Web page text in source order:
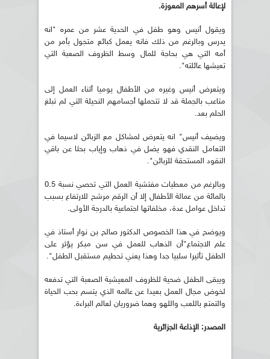
لإعالة أسرهم المعوزة.
ويقول أنيس وهو طفل في الحدية عشر من عمره "انه
يدرس وبالرغم من ذلك فانه يعمل كبائع متجول بأمر من
أمه التي هي بحاجة للمال وسط الظروف الصعبة التي
تعيشها عائلته".
ويتعرض أنيس وغيره من الأطفال يوميا أثناء العمل إلى
متاعب بالجملة قد لا تتحملها أجسامهم النحيلة التي لم تبلغ
الحلم بعد.
ويضيف أنيس" انه يتعرض لمشاكل مع الزبائن لاسيما في
التعامل النقدي فهو يضل في ذهاب وإياب بحثا عن باقي
النقود المستحقة للزبائن".
وبالرغم من معطيات مفتشية العمل التي تحصي نسبة 0.5
بالمائة من عمالة الأطفال إلا أن الرقم مرشح للارتفاع بسبب
تداخل عوامل عدة، مخلفاتها اجتماعية بالدرجة الأولى.
ويوضح في هذا الخصوص الدكتور صالح بن نوار أستاذ في
علم الاجتماع"أن الذهاب للعمل في سن مبكر يؤثر على
الطفل تأثيرا سلبيا جدا وهذا يعني تحطيم مستقبل الطفل".
ويبقى الطفل ضحية للظروف المعيشية الصعبة التي تدفعه
لخوض مجال العمل بعيدا عن عالمه الذي يتسم بحب الحياة
والتمتع باللعب واللهو وهما ضروريان لعالم البراءة.
المصدر: الإذاعة الجزائرية